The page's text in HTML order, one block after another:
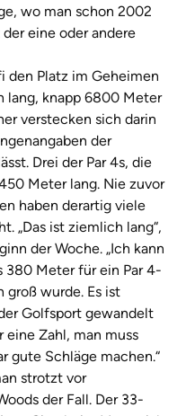
wo man schon 2002
eine oder andere
den Platz im Geheimen
lang, knapp 6800 Meter
verstecken sich darin
der
Drei der Par 4s, die
Meter lang. Nie zuvor
haben derartig viele
„Das ist ziemlich lang“,
der Woche. „Ich kann
380 Meter für ein Par 4-
groß wurde. Es ist
Golfsport gewandelt
eine Zahl, man muss
gute Schläge machen.“
strotzt vor
der Fall. Der 33-